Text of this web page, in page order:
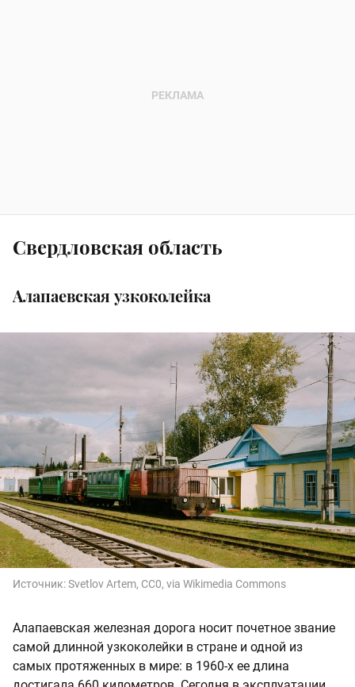
Свердловская область
Алапаевская узкоколейка
Источник:Svetlov Artem, CC0, via Wikimedia Commons
Алапаевская железная дорога носит почетное звание
самой длинной узкоколейки в стране и одной из
самых протяженных в мире: в 1960-х ее длина